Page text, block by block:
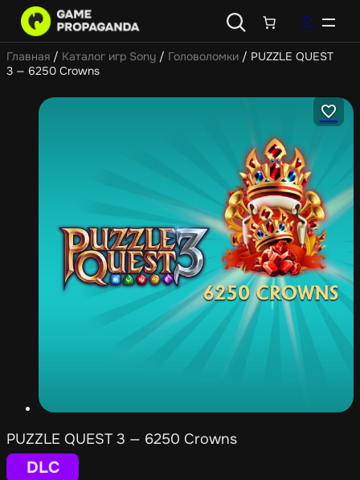
Главная / Каталог игр Sony / Головоломки / PUZZLE QUEST
3 — 6250 Crowns
PUZZLE QUEST 3 — 6250 Crowns
DLC